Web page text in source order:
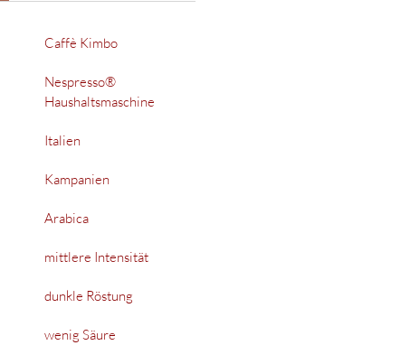
Caffè Kimbo
Nespresso®
Haushaltsmaschine
Italien
Kampanien
Arabica
mittlere Intensität
dunkle Röstung
wenig Säure